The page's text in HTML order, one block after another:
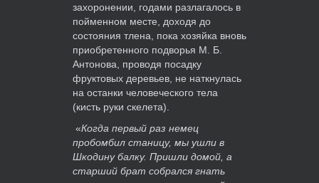
захоронении, годами разлагалось в
пойменном месте, доходя до
состояния тлена, пока хозяйка вновь
приобретенного подворья М. Б.
Антонова, проводя посадку
фруктовых деревьев, не наткнулась
на останки человеческого тела
(кисть руки скелета).
«Когда первый раз немец
пробомбил станицу, мы ушли в
Шкодину балку. Пришли домой, а
старший брат собрался гнать